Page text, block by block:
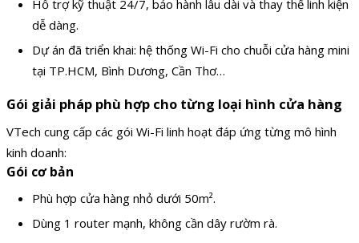
Hỗ trợ kỹ thuật 24/7, bảo hành lâu dài và thay thế linh kiện
dễ dàng.
Dự án đã triển khai: hệ thống Wi-Fi cho chuỗi cửa hàng mini
tại TP.HCM, Bình Dương, Cần Thơ…
Gói giải pháp phù hợp cho từng loại hình cửa hàng
VTech cung cấp các gói Wi-Fi linh hoạt đáp ứng từng mô hình
kinh doanh:
Gói cơ bản
Phù hợp cửa hàng nhỏ dưới 50m².
Dùng 1 router mạnh, không cần dây rườm rà.